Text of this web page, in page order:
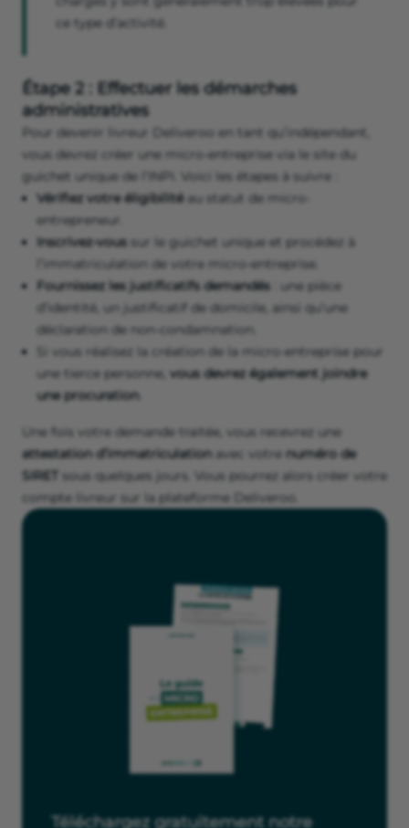
ce type d’activité.
Étape 2 : Effectuer les démarches
administratives
Pour devenir livreur Deliveroo en tant qu’indépendant,
vous devrez créer une micro-entreprise via le site du
guichet unique de l’INPI. Voici les étapes à suivre :
Vérifiez votre éligibilité au statut de micro-
entrepreneur.
Inscrivez-vous sur le guichet unique et procédez à
l’immatriculation de votre micro-entreprise.
Fournissez les justificatifs demandés : une pièce
d’identité, un justificatif de domicile, ainsi qu’une
déclaration de non-condamnation.
Si vous réalisez la création de la micro-entreprise pour
une tierce personne, vous devrez également joindre
une procuration.
Une fois votre demande traitée, vous recevrez une
attestation d’immatriculation avec votre numéro de
SIRET
sous quelques jours. Vous pourrez alors créer votre
compte livreur sur la plateforme Deliveroo.
Téléchargez gratuitement notre